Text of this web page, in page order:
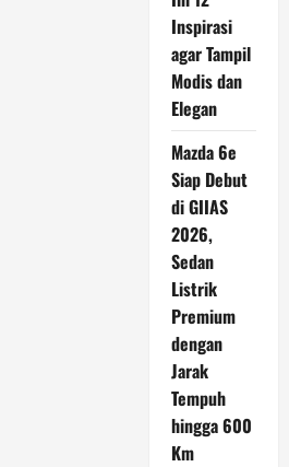
Inspirasi
agar Tampil
Modis dan
Elegan
Mazda 6e
Siap Debut
di GIIAS
2026,
Sedan
Listrik
Premium
dengan
Jarak
Tempuh
hingga 600
Km